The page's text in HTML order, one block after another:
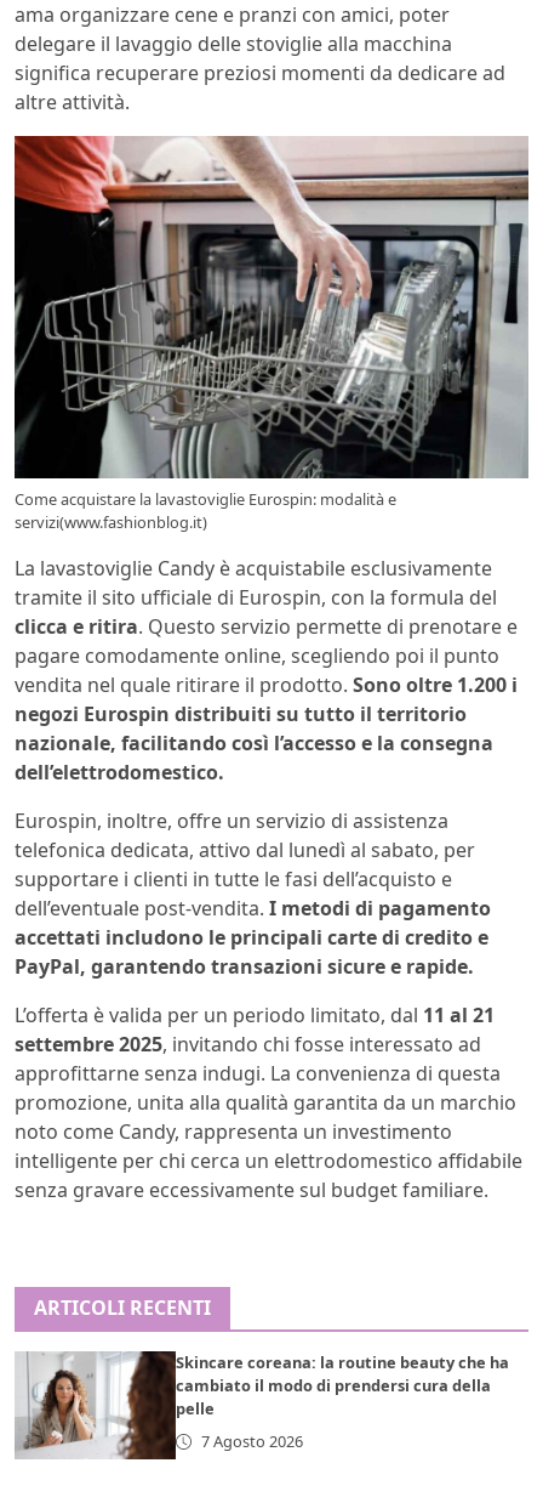
ama organizzare cene e pranzi con amici, poter
delegare il lavaggio delle stoviglie alla macchina
significa recuperare preziosi momenti da dedicare ad
altre attività.
Come acquistare la lavastoviglie Eurospin: modalità e
servizi(www.fashionblog.it)
La lavastoviglie Candy è acquistabile esclusivamente
tramite il sito ufficiale di Eurospin, con la formula del
clicca e ritira. Questo servizio permette di prenotare e
pagare comodamente online, scegliendo poi il punto
vendita nel quale ritirare il prodotto. Sono oltre 1.200 i
negozi Eurospin distribuiti su tutto il territorio
nazionale, facilitando così l’accesso e la consegna
dell’elettrodomestico.
Eurospin, inoltre, offre un servizio di assistenza
telefonica dedicata, attivo dal lunedì al sabato, per
supportare i clienti in tutte le fasi dell’acquisto e
dell’eventuale post-vendita. I metodi di pagamento
accettati includono le principali carte di credito e
PayPal, garantendo transazioni sicure e rapide.
L’offerta è valida per un periodo limitato, dal 11 al 21
settembre 2025, invitando chi fosse interessato ad
approfittarne senza indugi. La convenienza di questa
promozione, unita alla qualità garantita da un marchio
noto come Candy, rappresenta un investimento
intelligente per chi cerca un elettrodomestico affidabile
senza gravare eccessivamente sul budget familiare.
ARTICOLI RECENTI
Skincare coreana: la routine beauty che ha
cambiato il modo di prendersi cura della
pelle
7 Agosto 2026